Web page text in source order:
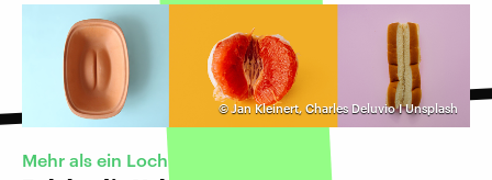
©Jan Kleinert, Charles Deluvio I Unsplash
Mehr als ein Loch